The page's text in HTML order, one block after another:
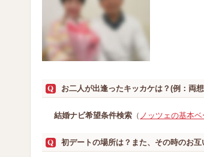
お二人が出逢ったキッカケは？(例：両
結婚ナビ希望条件検索 （ ノッツェの基本
初デートの場所は？また、その時のお互